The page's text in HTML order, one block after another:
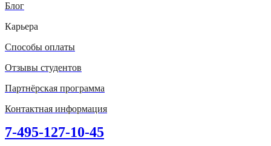
Блог
Карьера
Способы оплаты
Отзывы студентов
Партнёрская программа
Контактная информация
7-495-127-10-45